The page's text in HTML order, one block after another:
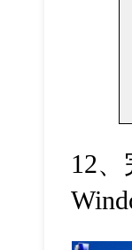
12、